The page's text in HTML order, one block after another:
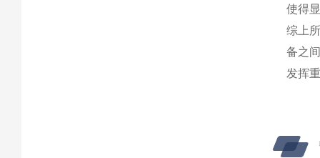
使得
综上
备之
发挥